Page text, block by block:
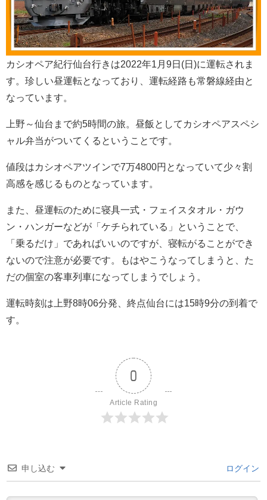
カシオペア紀行仙台行きは2022年1月9日(日)に運転されま
す。珍しい昼運転となっており、運転経路も常磐線経由と
なっています。
上野～仙台まで約5時間の旅。昼飯としてカシオペアスペシ
ャル弁当がついてくるということです。
値段はカシオペアツインで7万4800円となっていて少々割
高感を感じるものとなっています。
また、昼運転のために寝具一式・フェイスタオル・ガウ
ン・ハンガーなどが「ケチられている」ということで、
「乗るだけ」であればいいのですが、寝転がることができ
ないので注意が必要です。もはやこうなってしまうと、た
だの個室の客車列車になってしまうでしょう。
運転時刻は上野8時06分発、終点仙台には15時9分の到着で
す。
0
Article Rating
申し込む ログイン